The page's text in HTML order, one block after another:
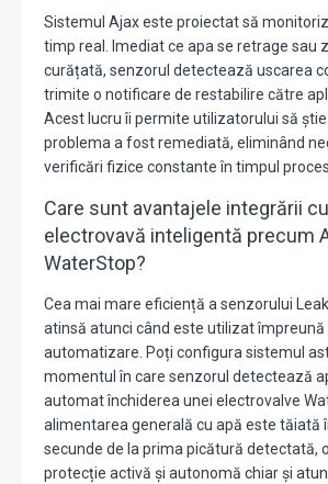
Sistemul Ajax este proiectat să
timp real. Imediat ce apa se retrage sau
curățată, senzorul detectează uscarea
trimite o notificare de restabilire către
Acest lucru îi permite utilizatorului să
problema a fost remediată, eliminând
verificări fizice constante în timpul
Care sunt avantajele integrării
electrovavă inteligentă precum
WaterStop?
Cea mai mare eficiență a senzorului
atinsă atunci când este utilizat împreună
automatizare. Poți configura sistemul
momentul în care senzorul detectează
automat închiderea unei electrovalve
alimentarea generală cu apă este tăiată
secunde de la prima picătură detectată,
protecție activă și autonomă chiar și